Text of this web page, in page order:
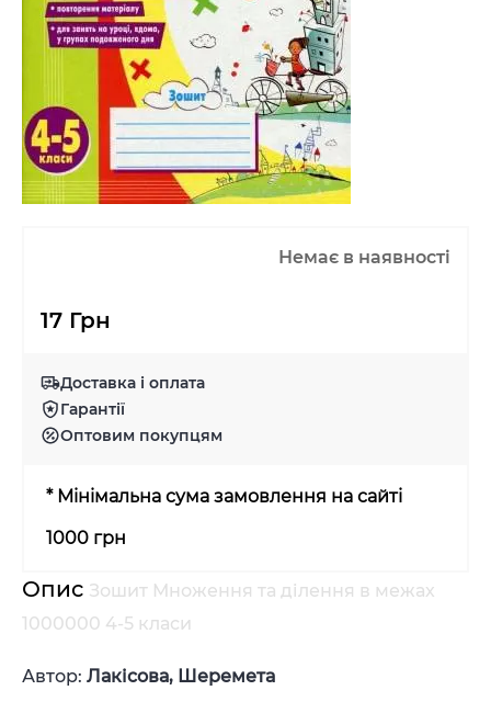
Немає в наявності
17 Грн
Доставка і оплата
Гарантії
Оптовим покупцям
* Мінімальна сума замовлення на сайті
1000 грн
Опис Зошит Множення та ділення в межах
1000000 4-5 класи
Автор: Лакісова, Шеремета